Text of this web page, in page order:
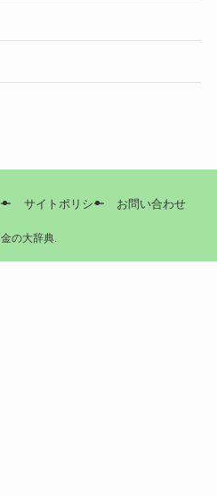
サイトポリシー お問い合わせ
の大辞典.